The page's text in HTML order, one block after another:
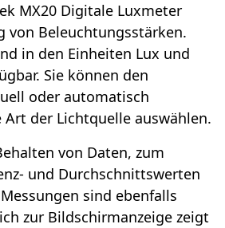
MX20 Digitale Luxmeter
von Beleuchtungsstärken.
in den Einheiten Lux und
Sie können den
oder automatisch
der Lichtquelle auswählen.
von Daten, zum
und Durchschnittswerten
sind ebenfalls
zur Bildschirmanzeige zeigt